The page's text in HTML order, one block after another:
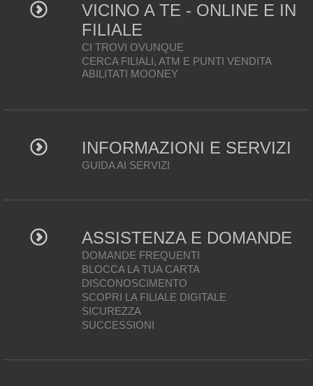
VICINO A TE - ONLINE E IN
FILIALE
CI TROVI OVUNQUE
CERCA FILIALI, ATM E PUNTI VENDITA
ABILITATI MOONEY
INFORMAZIONI E SERVIZI
GUIDA AI SERVIZI
ASSISTENZA E DOMANDE
DOMANDE FREQUENTI
BLOCCA LA TUA CARTA
DISCONOSCIMENTO
SCOPRI LA FILIALE DIGITALE
SICUREZZA
SUCCESSIONI